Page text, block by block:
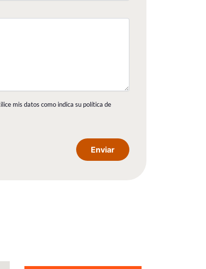
mis datos como indica su política de
Enviar